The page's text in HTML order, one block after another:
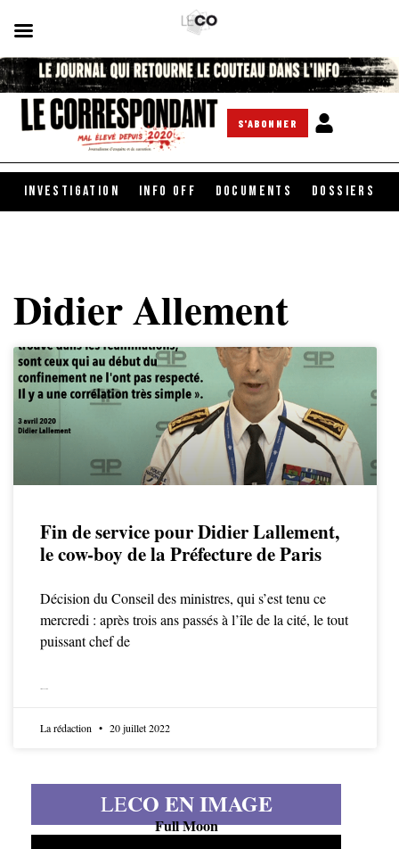
S'ABONNER
INVESTIGATION INFO OFF DOCUMENTS DOSSIERS
Didier Allement
Fin de service pour Didier Lallement,
le cow-boy de la Préfecture de Paris
Décision du Conseil des ministres, qui s’est tenu ce
mercredi : après trois ans passés à l’île de la cité, le tout
puissant chef de
La rédaction 20 juillet 2022
LECO EN IMAGE
Full Moon